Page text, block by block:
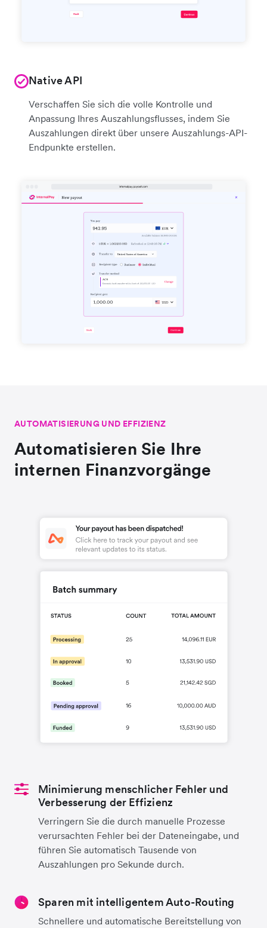
Native API
Verschaffen Sie sich die volle Kontrolle und
Anpassung Ihres Auszahlungsflusses, indem Sie
Auszahlungen direkt über unsere Auszahlungs-API-
Endpunkte erstellen.
AUTOMATISIERUNG UND EFFIZIENZ
Automatisieren Sie Ihre
internen Finanzvorgänge
Minimierung menschlicher Fehler und
Verbesserung der Effizienz
Verringern Sie die durch manuelle Prozesse
verursachten Fehler bei der Dateneingabe, und
führen Sie automatisch Tausende von
Auszahlungen pro Sekunde durch.
Sparen mit intelligentem Auto-Routing
Schnellere und automatische Bereitstellung von